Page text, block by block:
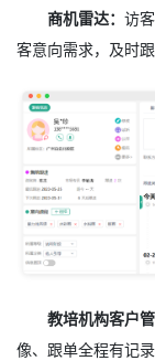
商机雷达：访
客意向需求，及时
教培机构客户管
像、跟单全程有记